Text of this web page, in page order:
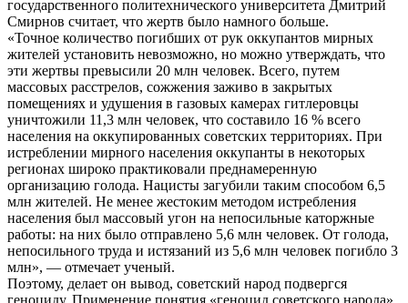
государственного политехнического университета Дмитрий
Смирнов считает, что жертв было намного больше.
«Точное количество погибших от рук оккупантов мирных
жителей установить невозможно, но можно утверждать, что
эти жертвы превысили 20 млн человек. Всего, путем
массовых расстрелов, сожжения заживо в закрытых
помещениях и удушения в газовых камерах гитлеровцы
уничтожили 11,3 млн человек, что составило 16 % всего
населения на оккупированных советских территориях. При
истреблении мирного населения оккупанты в некоторых
регионах широко практиковали преднамеренную
организацию голода. Нацисты загубили таким способом 6,5
млн жителей. Не менее жестоким методом истребления
населения был массовый угон на непосильные каторжные
работы: на них было отправлено 5,6 млн человек. От голода,
непосильного труда и истязаний из 5,6 млн человек погибло 3
млн», — отмечает ученый.
Поэтому, делает он вывод, советский народ подвергся
геноциду. Применение понятия «геноцид советского народа»